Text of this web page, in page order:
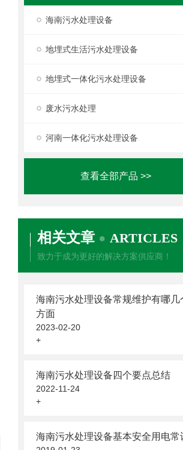
海南污水处理设备
地埋式生活污水处理设备
地埋式一体化污水处理设备
废水污水处理
河南一体化污水处理设备
查看全部产品 >>
相关文章 ARTICLES
致力于成为更好的解决方案供应商！
海南污水处理设备常规维护有哪几
方面
2023-02-20
+
海南污水处理设备四个要点总结
2022-11-24
+
海南污水处理设备基本安全用电常